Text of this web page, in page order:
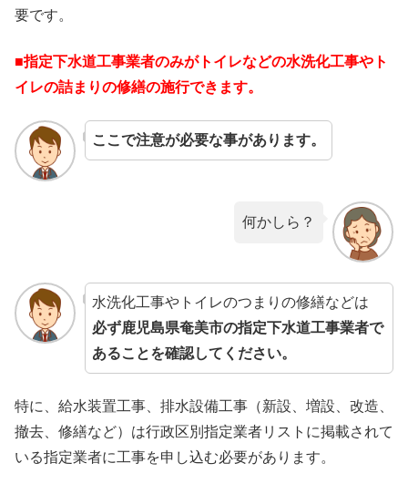
要です。
■指定下水道工事業者のみがトイレなどの水洗化工事やト
イレの詰まりの修繕の施行できます。
ここで注意が必要な事があります。
何かしら？
水洗化工事やトイレのつまりの修繕などは
必ず鹿児島県奄美市の指定下水道工事業者で
あることを確認してください。
特に、給水装置工事、排水設備工事（新設、増設、改造、
撤去、修繕など）は行政区別指定業者リストに掲載されて
いる指定業者に工事を申し込む必要があります。